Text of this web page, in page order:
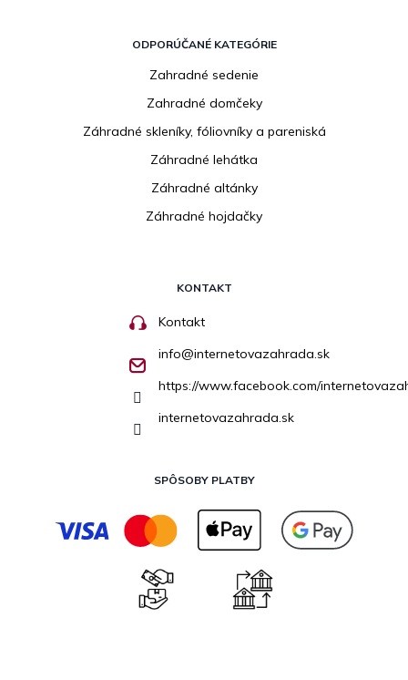
ODPORÚČANÉ KATEGÓRIE
Zahradné sedenie
Zahradné domčeky
Záhradné skleníky, fóliovníky a pareniská
Záhradné lehátka
Záhradné altánky
Záhradné hojdačky
KONTAKT
Kontakt
info@internetovazahrada.sk
https://www.facebook.com/
internetovazahrada.sk
SPÔSOBY PLATBY